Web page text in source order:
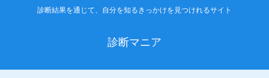
診断結果を通じて、自分を知るきっかけを見つけれるサイト
診断マニア